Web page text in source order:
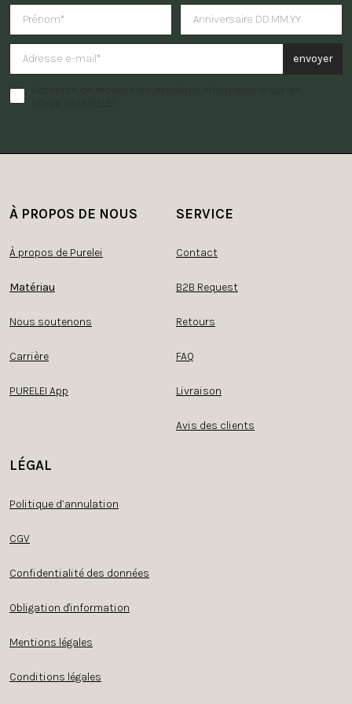
À PROPOS DE NOUS
À propos de Purelei
Matériau
Nous soutenons
Carrière
PURELEI App
SERVICE
Contact
B2B Request
Retours
FAQ
Livraison
Avis des clients
LÉGAL
Politique d’annulation
CGV
Confidentialité des données
Obligation d'information
Mentions légales
Conditions légales
Tu veux recevoir une surprise
envoyer
J'accepte de recevoir les dernières informations sur les
offres de PURELEI.